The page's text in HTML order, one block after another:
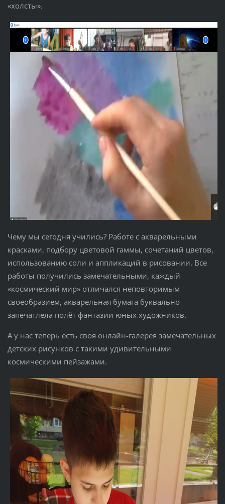
«холсты».
Чему мы сегодня учились? Работе с акварельными
красками, подбору цветовой гаммы, сочетаний цветов,
использованию соли и аппликаций в рисовании. Все
работы получились замечательными, каждый
«космический мир» отличался неповторимым
своеобразием, акварельная бумага буквально
запечатлела полёт фантазии юных художников.
А у нас теперь есть своя онлайн-галерея замечательных
детских рисунков с такими удивительными
космическими пейзажами.